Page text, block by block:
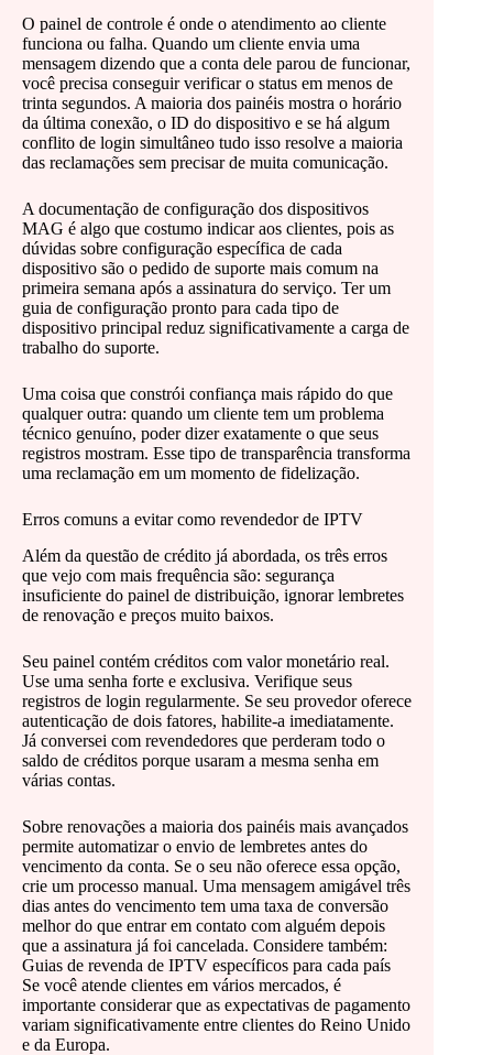
O painel de controle é onde o atendimento ao cliente
funciona ou falha. Quando um cliente envia uma
mensagem dizendo que a conta dele parou de funcionar,
você precisa conseguir verificar o status em menos de
trinta segundos. A maioria dos painéis mostra o horário
da última conexão, o ID do dispositivo e se há algum
conflito de login simultâneo tudo isso resolve a maioria
das reclamações sem precisar de muita comunicação.
A documentação de configuração dos dispositivos
MAG é algo que costumo indicar aos clientes, pois as
dúvidas sobre configuração específica de cada
dispositivo são o pedido de suporte mais comum na
primeira semana após a assinatura do serviço. Ter um
guia de configuração pronto para cada tipo de
dispositivo principal reduz significativamente a carga de
trabalho do suporte.
Uma coisa que constrói confiança mais rápido do que
qualquer outra: quando um cliente tem um problema
técnico genuíno, poder dizer exatamente o que seus
registros mostram. Esse tipo de transparência transforma
uma reclamação em um momento de fidelização.
Erros comuns a evitar como revendedor de IPTV
Além da questão de crédito já abordada, os três erros
que vejo com mais frequência são: segurança
insuficiente do painel de distribuição, ignorar lembretes
de renovação e preços muito baixos.
Seu painel contém créditos com valor monetário real.
Use uma senha forte e exclusiva. Verifique seus
registros de login regularmente. Se seu provedor oferece
autenticação de dois fatores, habilite-a imediatamente.
Já conversei com revendedores que perderam todo o
saldo de créditos porque usaram a mesma senha em
várias contas.
Sobre renovações a maioria dos painéis mais avançados
permite automatizar o envio de lembretes antes do
vencimento da conta. Se o seu não oferece essa opção,
crie um processo manual. Uma mensagem amigável três
dias antes do vencimento tem uma taxa de conversão
melhor do que entrar em contato com alguém depois
que a assinatura já foi cancelada. Considere também:
Guias de revenda de IPTV específicos para cada país
Se você atende clientes em vários mercados, é
importante considerar que as expectativas de pagamento
variam significativamente entre clientes do Reino Unido
e da Europa.